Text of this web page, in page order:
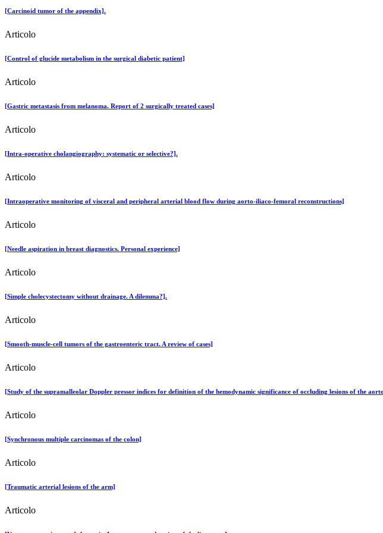
[Carcinoid tumor of the appendix].
Articolo
[Control of glucide metabolism in the surgical diabetic patient]
Articolo
[Gastric metastasis from melanoma. Report of 2 surgically treated cases]
Articolo
[Intra-operative cholangiography: systematic or selective?].
Articolo
[Intraoperative monitoring of visceral and peripheral arterial blood flow during aorto-iliaco-femoral reconstructions]
Articolo
[Needle aspiration in breast diagnostics. Personal experience]
Articolo
[Simple cholecystectomy without drainage. A dilemma?].
Articolo
[Smooth-muscle-cell tumors of the gastroenteric tract. A review of cases]
Articolo
[Study of the supramalleolar Doppler pressor indices for definition of the hemodynamic significance of occluding lesions of the
Articolo
[Synchronous multiple carcinomas of the colon]
Articolo
[Traumatic arterial lesions of the arm]
Articolo